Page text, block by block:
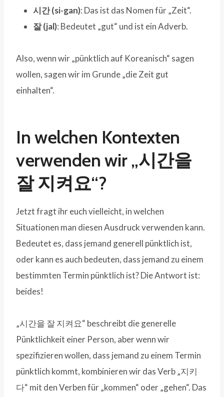
시간 (si-gan): Das ist das Nomen für „Zeit“.
잘 (jal): Bedeutet „gut“ und ist ein Adverb.
Also, wenn wir „pünktlich auf Koreanisch“ sagen
wollen, sagen wir im Grunde „die Zeit gut
einhalten“.
In welchen Kontexten
verwenden wir „시간을
잘 지켜요“?
Jetzt fragt ihr euch vielleicht, in welchen
Situationen man diesen Ausdruck verwenden kann.
Bedeutet es, dass jemand generell pünktlich ist,
oder kann es auch bedeuten, dass jemand zu einem
bestimmten Termin pünktlich ist? Die Antwort ist:
beides!
„시간을 잘 지켜요“ beschreibt die generelle
Pünktlichkeit einer Person, aber wenn wir
spezifizieren wollen, dass jemand zu einem Termin
pünktlich kommt, kombinieren wir das Verb „지키
다“ mit den Verben für „kommen“ oder „gehen“. Das